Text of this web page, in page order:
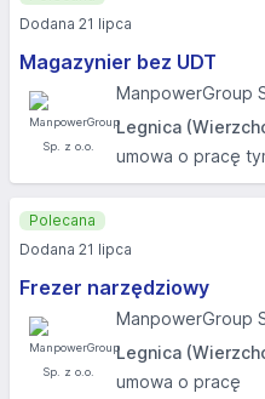
Magazynier bez UDT
ManpowerGroup
Legnica
umowa o pracę
Dodana 21 lipca
Frezer narzędziowy
ManpowerGroup
Legnica
umowa o pracę
Polecana
Dodana 21 lipca